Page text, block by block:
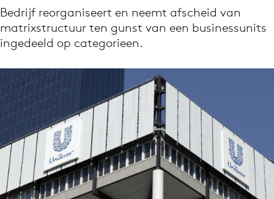
Volg het laatste nieuws via de Adformatie
Nieuws app
Menu
Home
9 sept: GenAI-training
12 nov: MarketingLive!
Bedrijf reorganiseert en neemt afscheid van
matrixstructuur ten gunst van een businessunits
ingedeeld op categorieen.